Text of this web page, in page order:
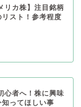
リカ株】注目銘柄
リスト！参考程度
心者へ！株に興味
ってほしい事